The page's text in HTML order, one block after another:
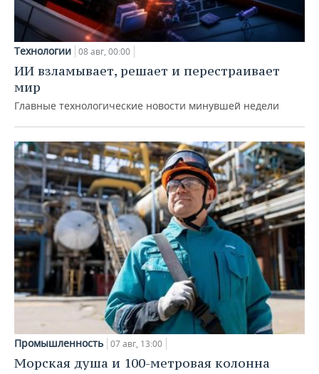
Технологии 08 авг, 00:00
ИИ взламывает, решает и перестраивает
мир
Главные технологические новости минувшей недели
Промышленность 07 авг, 13:00
Морская душа и 100-метровая колонна